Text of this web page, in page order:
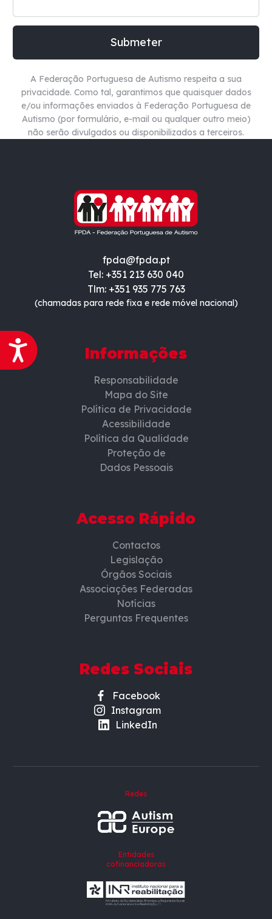
Acessibilidade
A Federação Portuguesa de Autismo respeita a sua
privacidade. Como tal, garantimos que quaisquer dados
e/ou informações enviados à Federação Portuguesa de
Autismo (por formulário, e-mail ou qualquer outro meio)
não serão divulgados ou disponibilizados a terceiros.
fpda@fpda.pt
Tel: +351 213 630 040
Tlm: +351 935 775 763
(chamadas para rede fixa e rede móvel nacional)
Informações
Responsabilidade
Mapa do Site
Política de Privacidade
Acessibilidade
Política da Qualidade
Proteção de
Dados Pessoais
Acesso Rápido
Contactos
Legislação
Órgãos Sociais
Associações Federadas
Notícias
Perguntas Frequentes
Redes Sociais
Facebook
Instagram
LinkedIn
Redes
Entidades
cofinanciadoras